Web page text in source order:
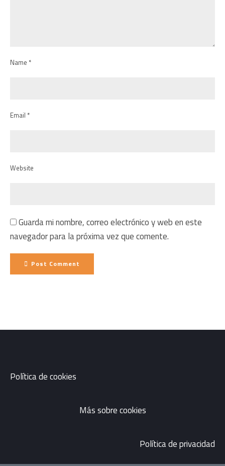
Name *
Email *
Website
Guarda mi nombre, correo electrónico y web en este
navegador para la próxima vez que comente.
Post Comment
Política de cookies
Más sobre cookies
Política de privacidad